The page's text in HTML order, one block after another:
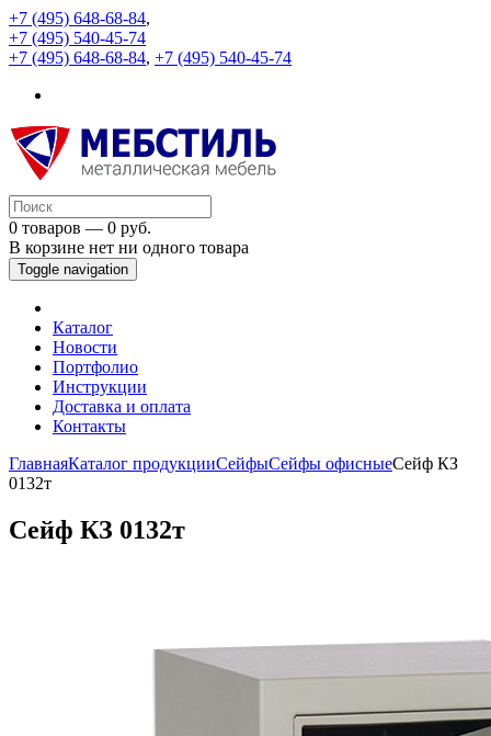
+7 (495) 648-68-84,
+7 (495) 540-45-74
+7 (495) 648-68-84, +7 (495) 540-45-74
0 товаров — 0 руб.
В корзине нет ни одного товара
Toggle navigation
Каталог
Новости
Портфолио
Инструкции
Доставка и оплата
Контакты
ГлавнаяКаталог продукцииСейфыСейфы офисныеСейф КЗ
0132т
Сейф КЗ 0132т